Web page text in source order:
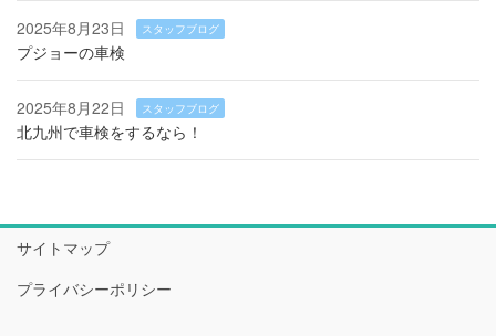
2025年8月23日 スタッフブログ
プジョーの車検
2025年8月22日 スタッフブログ
北九州で車検をするなら！
サイトマップ
プライバシーポリシー